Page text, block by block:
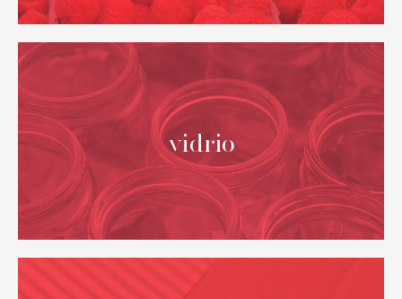
vidrio